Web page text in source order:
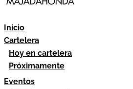
Inicio
Cartelera
Hoy en cartelera
Próximamente
Eventos